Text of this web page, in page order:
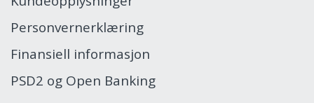
Personvernerklæring
Finansiell informasjon
PSD2 og Open Banking